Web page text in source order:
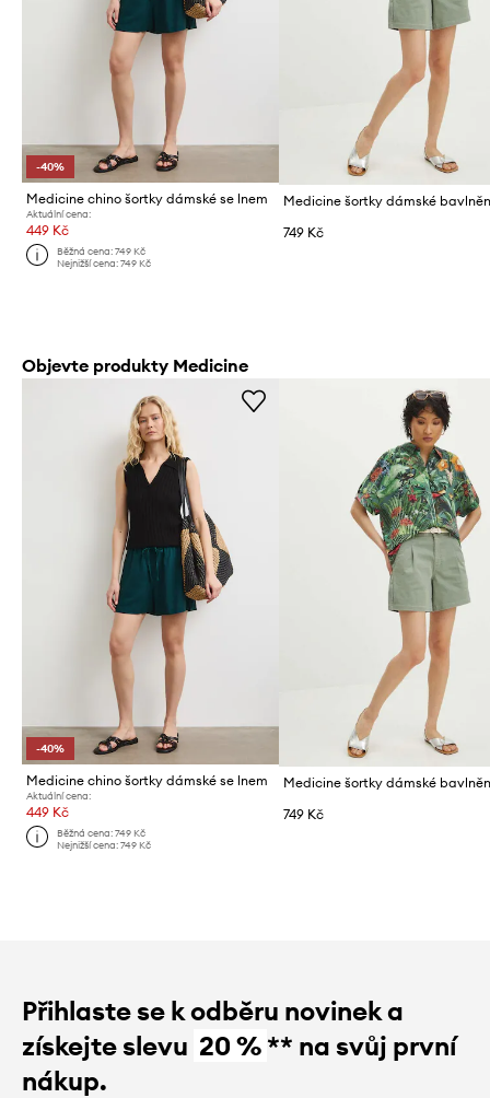
-40%
Medicine chino šortky dámské se lnem
Aktuální cena:
449 Kč
Běžná cena:749 Kč
Nejnižší cena:749 Kč
749 Kč
Objevte produkty Medicine
-40%
Medicine chino šortky dámské se lnem
Aktuální cena:
449 Kč
Běžná cena:749 Kč
Nejnižší cena:749 Kč
749 Kč
Přihlaste se k odběru novinek a
získejte slevu 20 %** na svůj první
nákup.